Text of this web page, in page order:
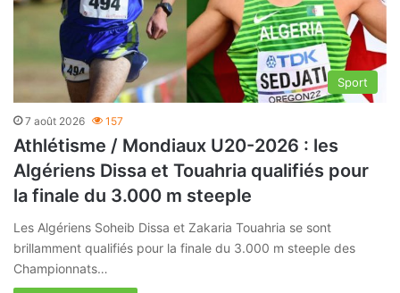
Sport
7 août 2026 157
Athlétisme / Mondiaux U20-2026 : les
Algériens Dissa et Touahria qualifiés pour
la finale du 3.000 m steeple
Les Algériens Soheib Dissa et Zakaria Touahria se sont
brillamment qualifiés pour la finale du 3.000 m steeple des
Championnats…